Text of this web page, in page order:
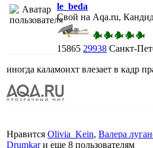
le_beda
Свой на Aqa.ru,
15865 29938 Санкт-
иногда каламоихт влезает в кадр
Нравится Olivia_Kein, Валера
Drumkarи еще 8 пользователям